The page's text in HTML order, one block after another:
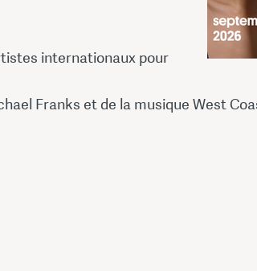
internationaux pour
Franks et de la musique West